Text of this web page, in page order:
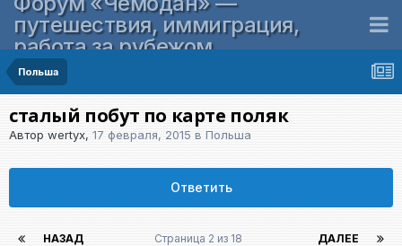
путешествия, иммиграция,
работа за рубежом
Польша
сталый побут по карте поляк
Автор wertyx, 17 февраля, 2015 в Польша
Ответить
НАЗАД ДАЛЕЕ
Страница 2 из 18